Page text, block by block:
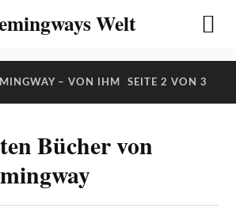
Welt
– VON IHM SEITE 2 VON 3
Bücher von